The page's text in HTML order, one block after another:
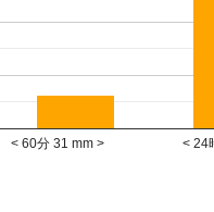
< 60分 31 mm > < 24時